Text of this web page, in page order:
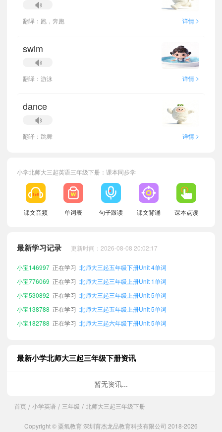
翻译：跑，奔跑 详情 >
swim
翻译：游泳 详情 >
dance
翻译：跳舞 详情 >
小学北师大三起英语三年级下册：课本同步学
课文音频 单词表 句子跟读 课文背诵 课本点读
最新学习记录 更新时间：2026-08-08 20:02:17
小宝220741 正在学习
北师大三起六年级下册Unit 3单词
小宝717473
正在学习 北师大三起五年级上册Unit 2单词
小宝753285 正在学习 北师大三起六年级上册Unit 5单词
小宝146997 正在学习 北师大三起五年级下册Unit 4单词
小宝776069 正在学习 北师大三起三年级上册Unit 1单词
小宝530892 正在学习 北师大三起三年级上册Unit 5单词
小宝138788 正在学习 北师大三起五年级上册Unit 5单词
小宝182788 正在学习 北师大三起六年级下册Unit 5单词
小宝518001 正在学习
北师大三起五年级上册Unit 1单词
小宝485692 正在学习
北师大三起六年级上册Unit 1单词
最新小学北师大三起三年级下册资讯
暂无资讯...
首页 / 小学英语 / 三年级 / 北师大三起三年级下册
Copyright © 粟氧教育 深圳育杰龙品教育科技有限公司 2018-2026